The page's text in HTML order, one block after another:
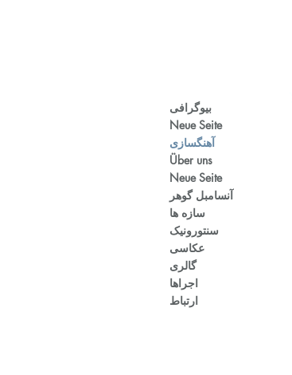
بیوگرافی
Neue Seite
آهنگسازی
Über uns
Neue Seite
آنسامبل گوهر
سازه ها
سنتورونیک
عکاسی
گالری
اجراها
ارتباط